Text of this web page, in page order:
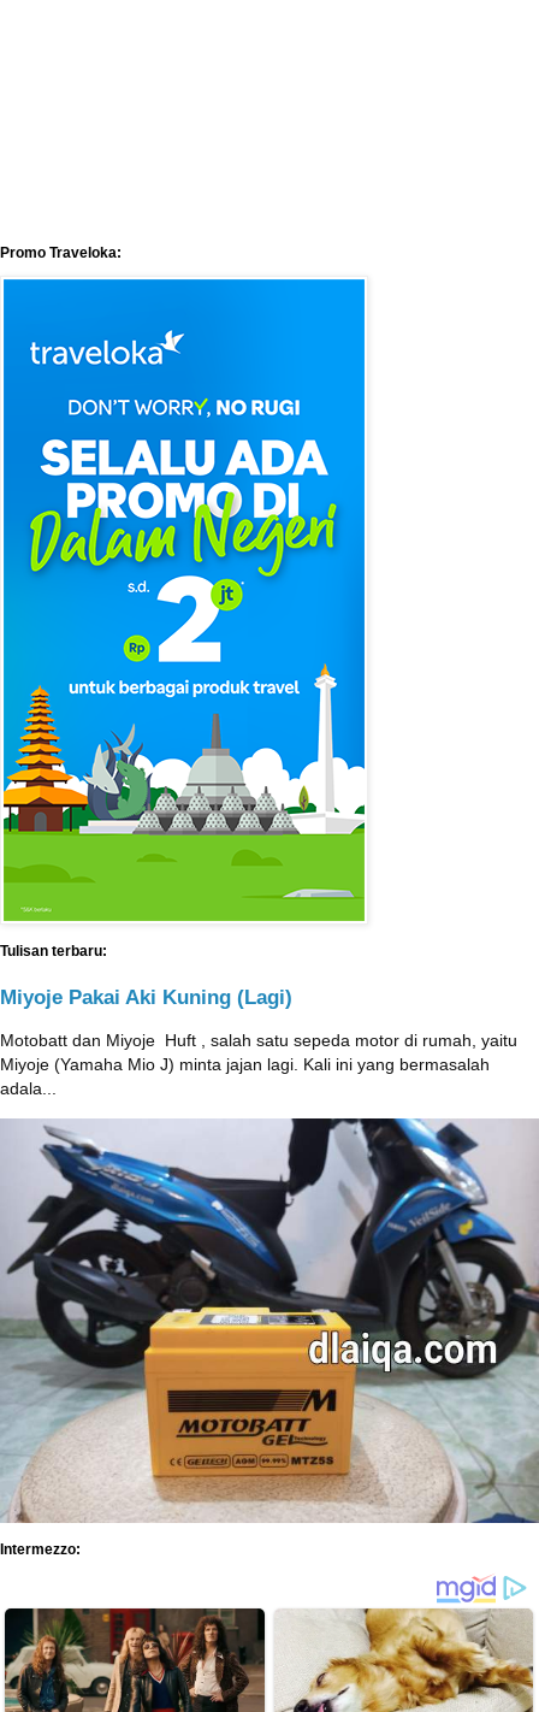
Promo Traveloka:
Tulisan terbaru:
Miyoje Pakai Aki Kuning (Lagi)
Motobatt dan Miyoje ‎ Huft , salah satu sepeda motor di rumah, yaitu
Miyoje (Yamaha Mio J) minta jajan lagi. Kali ini yang bermasalah
adala...
Intermezzo: